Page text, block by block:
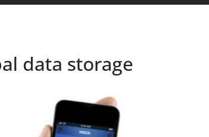
data storage